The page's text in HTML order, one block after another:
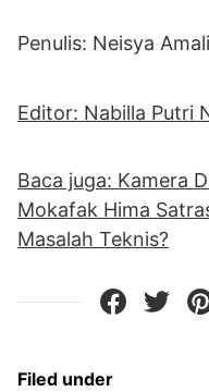
Penulis: Neisya
Editor: Nabilla Putri
Baca juga: Kamera
Mokafak Hima
Masalah Teknis?
Filed under